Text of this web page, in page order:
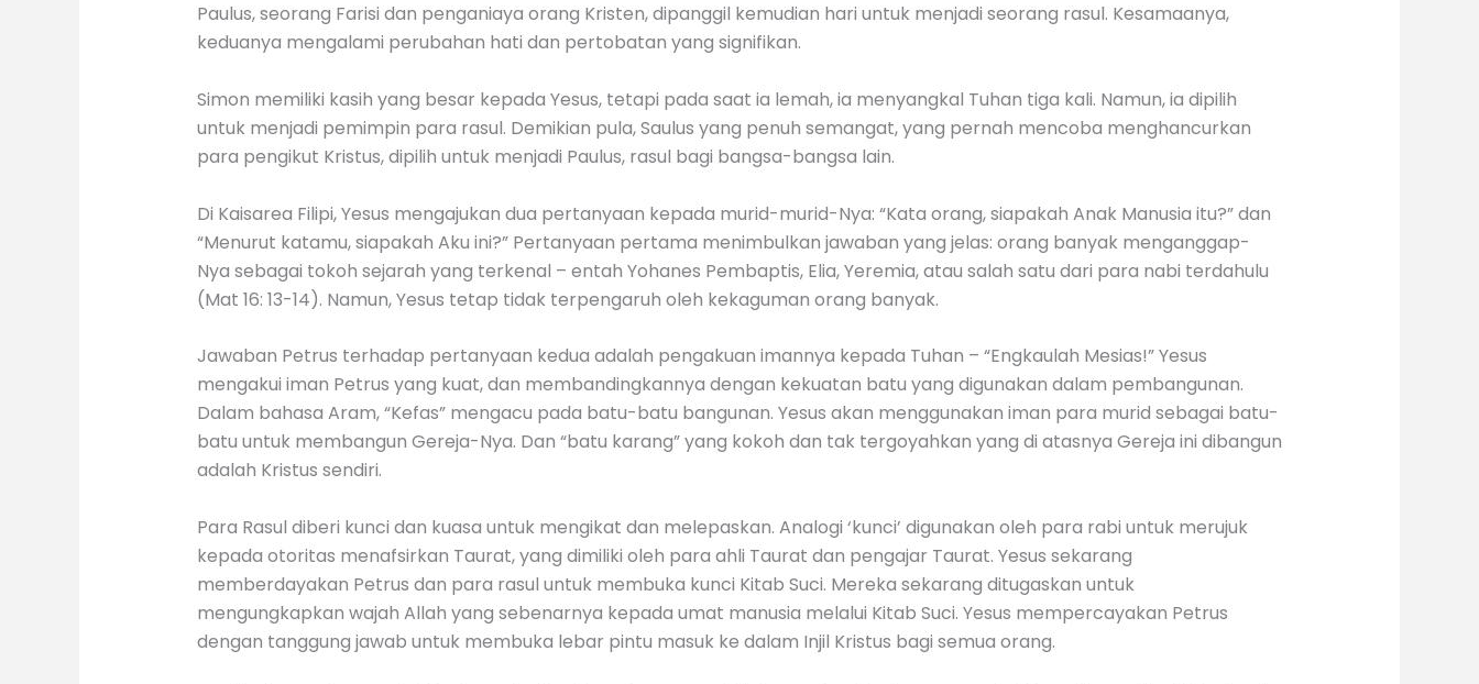
Paulus, seorang Farisi dan penganiaya orang Kristen, dipanggil kemudian hari untuk menjadi seorang rasul. Kesamaanya,
keduanya mengalami perubahan hati dan pertobatan yang signifikan.
Simon memiliki kasih yang besar kepada Yesus, tetapi pada saat ia lemah, ia menyangkal Tuhan tiga kali. Namun, ia dipilih
untuk menjadi pemimpin para rasul. Demikian pula, Saulus yang penuh semangat, yang pernah mencoba menghancurkan
para pengikut Kristus, dipilih untuk menjadi Paulus, rasul bagi bangsa-bangsa lain.
Di Kaisarea Filipi, Yesus mengajukan dua pertanyaan kepada murid-murid-Nya: “Kata orang, siapakah Anak Manusia itu?” dan
“Menurut katamu, siapakah Aku ini?” Pertanyaan pertama menimbulkan jawaban yang jelas: orang banyak menganggap-
Nya sebagai tokoh sejarah yang terkenal – entah Yohanes Pembaptis, Elia, Yeremia, atau salah satu dari para nabi terdahulu
(Mat 16: 13-14). Namun, Yesus tetap tidak terpengaruh oleh kekaguman orang banyak.
Jawaban Petrus terhadap pertanyaan kedua adalah pengakuan imannya kepada Tuhan – “Engkaulah Mesias!” Yesus
mengakui iman Petrus yang kuat, dan membandingkannya dengan kekuatan batu yang digunakan dalam pembangunan.
Dalam bahasa Aram, “Kefas” mengacu pada batu-batu bangunan. Yesus akan menggunakan iman para murid sebagai batu-
batu untuk membangun Gereja-Nya. Dan “batu karang” yang kokoh dan tak tergoyahkan yang di atasnya Gereja ini dibangun
adalah Kristus sendiri.
Para Rasul diberi kunci dan kuasa untuk mengikat dan melepaskan. Analogi ‘kunci’ digunakan oleh para rabi untuk merujuk
kepada otoritas menafsirkan Taurat, yang dimiliki oleh para ahli Taurat dan pengajar Taurat. Yesus sekarang
memberdayakan Petrus dan para rasul untuk membuka kunci Kitab Suci. Mereka sekarang ditugaskan untuk
mengungkapkan wajah Allah yang sebenarnya kepada umat manusia melalui Kitab Suci. Yesus mempercayakan Petrus
dengan tanggung jawab untuk membuka lebar pintu masuk ke dalam Injil Kristus bagi semua orang.